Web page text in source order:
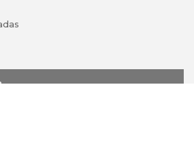
lojaonline@colorfoto.pt